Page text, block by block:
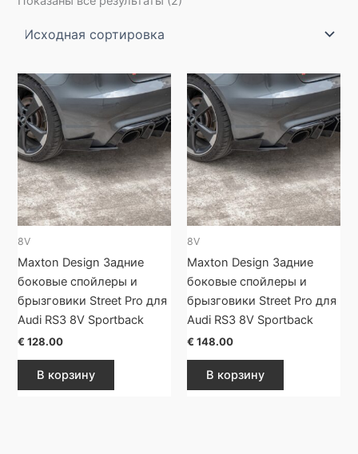
8V
Maxton Design Задние
боковые спойлеры и
брызговики Street Pro для
Audi RS3 8V Sportback
€ 128.00
В корзину
8V
Maxton Design Задние
боковые спойлеры и
брызговики Street Pro для
Audi RS3 8V Sportback
€ 148.00
В корзину